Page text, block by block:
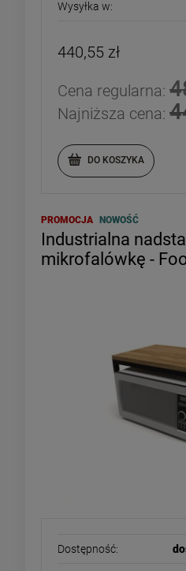
Wysyłka w:
440,55 zł
Cena regularna:
Najniższa cena:
DO KOSZYKA
Industrialna
mikrofalówkę -
Dostępność:
PROMOCJA NOWOŚĆ